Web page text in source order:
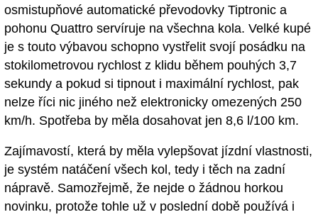
osmistupňové automatické převodovky Tiptronic a
pohonu Quattro servíruje na všechna kola. Velké kupé
je s touto výbavou schopno vystřelit svojí posádku na
stokilometrovou rychlost z klidu během pouhých 3,7
sekundy a pokud si tipnout i maximální rychlost, pak
nelze říci nic jiného než elektronicky omezených 250
km/h. Spotřeba by měla dosahovat jen 8,6 l/100 km.
Zajímavostí, která by měla vylepšovat jízdní vlastnosti,
je systém natáčení všech kol, tedy i těch na zadní
nápravě. Samozřejmě, že nejde o žádnou horkou
novinku, protože tohle už v poslední době používá i